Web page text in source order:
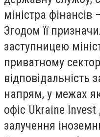
міністра
Згодом її
заступницею
приватному
відповідальність
напрям, у межах
офіс Ukraine
залучення